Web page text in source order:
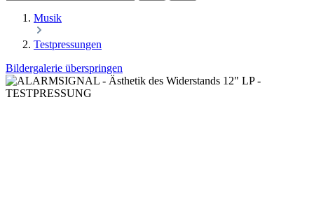
Musik
Testpressungen
Bildergalerie überspringen